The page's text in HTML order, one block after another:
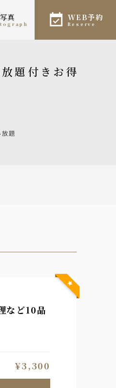
写真 WEB予約
reserve
題
など10品
¥3,300